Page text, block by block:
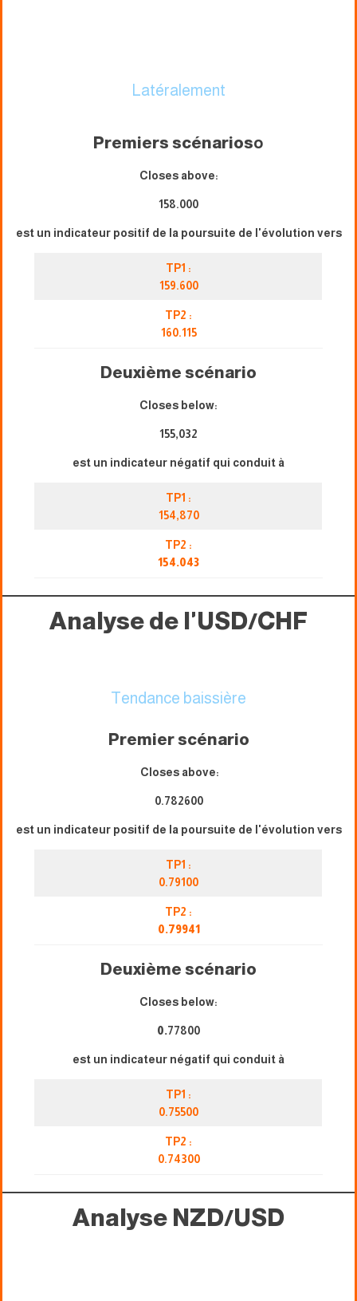
Latéralement
Premiers scénarioso
Closes above:
158.000
est un indicateur positif de la poursuite de l'évolution vers
TP1 :
159.600
TP2 :
160.115
Deuxième scénario
Closes below:
155,032
est un indicateur négatif qui conduit à
TP1 :
154,870
TP2 :
154.043
Analyse de l'USD/CHF
Tendance baissière
Premier scénario
Closes above:
0.782600
est un indicateur positif de la poursuite de l'évolution vers
TP1 :
0.79100
TP2 :
0.79941
Deuxième scénario
Closes below:
0.77800
est un indicateur négatif qui conduit à
TP1 :
0.75500
TP2 :
0.74300
Analyse NZD/USD